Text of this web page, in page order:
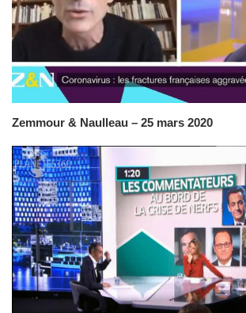
Zemmour & Naulleau – 25 mars 2020